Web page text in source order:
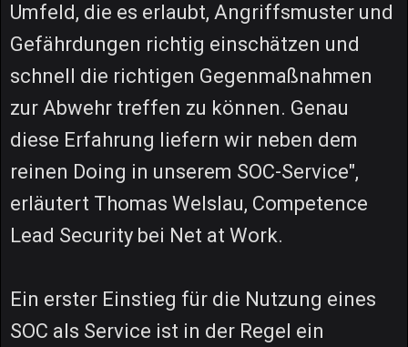
Umfeld, die es erlaubt, Angriffsmuster und
Gefährdungen richtig einschätzen und
schnell die richtigen Gegenmaßnahmen
zur Abwehr treffen zu können. Genau
diese Erfahrung liefern wir neben dem
reinen Doing in unserem SOC-Service",
erläutert Thomas Welslau, Competence
Lead Security bei Net at Work.
Ein erster Einstieg für die Nutzung eines
SOC als Service ist in der Regel ein